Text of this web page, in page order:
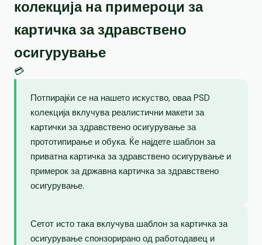
колекција на примероци за
картичка за здравствено
осигурување
💳
Потпирајќи се на нашето искуство, оваа PSD
колекција вклучува реалистични макети за
картички за здравствено осигурување за
прототипирање и обука. Ќе најдете шаблон за
приватна картичка за здравствено осигурување и
примерок за државна картичка за здравствено
осигурување.
Сетот исто така вклучува шаблон за картичка за
осигурување спонзорирано од работодавец и